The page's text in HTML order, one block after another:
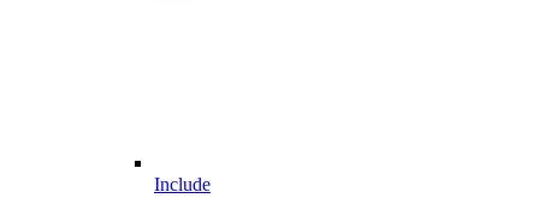
Include